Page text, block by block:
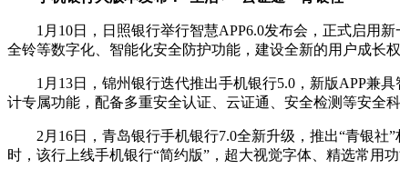
1月10日，日照银行举行智慧APP6.0发布会，正式启用新
全铃等数字化、智能化安全防护功能，建设全新的用户成长
1月13日，锦州银行迭代推出手机银行5.0，新版APP兼
计专属功能，配备多重安全认证、云证通、安全检测等安全科
2月16日，青岛银行手机银行7.0全新升级，推出“青银
时，该行上线手机银行“简约版”，超大视觉字体、精选常